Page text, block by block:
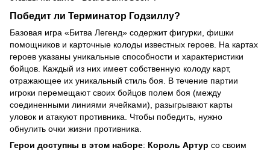
Победит ли Терминатор Годзиллу?
Базовая игра «Битва Легенд» содержит фигурки, фишки
помощников и карточные колоды известных героев. На картах
героев указаны уникальные способности и характеристики
бойцов. Каждый из них имеет собственную колоду карт,
отражающее их уникальный стиль боя. В течение партии
игроки перемещают своих бойцов полем боя (между
соединенными линиями ячейками), разыгрывают карты
уловок и атакуют противника. Чтобы победить, нужно
обнулить очки жизни противника.
Герои доступны в этом наборе: Король Артур со своим